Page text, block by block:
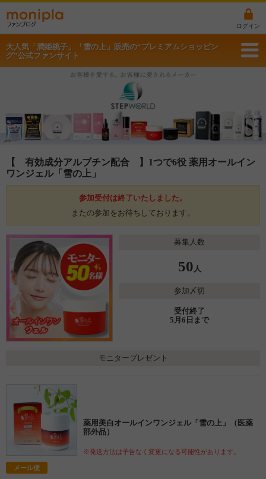
ログイン
大人気「潤姫桃子」「雪の上」販売の“プレミアムショッピン
グ”公式ファンサイト
【 有効成分アルブチン配合 】1つで6役 薬用オールイン
ワンジェル「雪の上」
参加受付は終了いたしました。
またの参加をお待ちしております。
募集人数
50 人
参加〆切
受付終了
5月6日まで
モニタープレゼント
薬用美白オールインワンジェル「雪の上」（医薬
部外品）
※発送方法は予告なく変更になる可能性があります。
メール便